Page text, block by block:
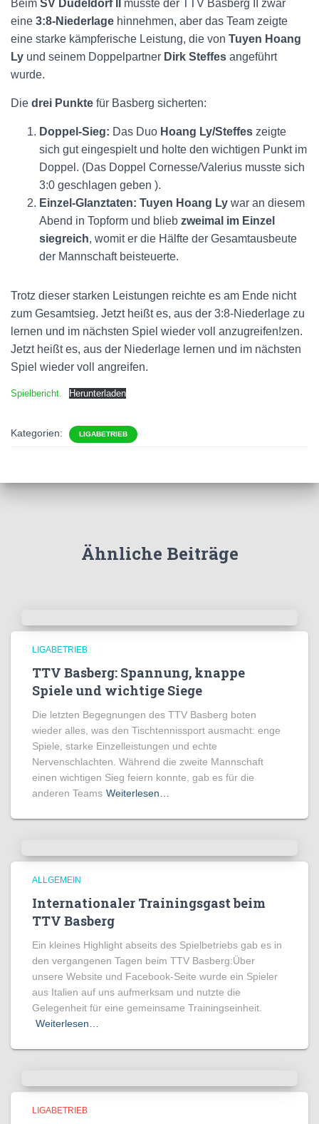
Beim SV Dudeldorf II
musste der TTV Basberg II zwar
eine 3:8-Niederlage hinnehmen, aber das Team zeigte
eine starke kämpferische Leistung, die von Tuyen Hoang
Ly und seinem Doppelpartner Dirk Steffes angeführt
wurde.
Die drei Punkte für Basberg sicherten:
Doppel-Sieg: Das Duo Hoang Ly/Steffes zeigte
sich gut eingespielt und holte den wichtigen Punkt im
Doppel. (Das Doppel Cornesse/Valerius musste sich
3:0 geschlagen geben ).
Einzel-Glanztaten: Tuyen Hoang Ly war an diesem
Abend in Topform und blieb zweimal im Einzel
siegreich, womit er die Hälfte der Gesamtausbeute
der Mannschaft beisteuerte.
Trotz dieser starken Leistungen reichte es am Ende nicht
zum Gesamtsieg. Jetzt heißt es, aus der 3:8-Niederlage zu
lernen und im nächsten Spiel wieder voll anzugreifen!zen.
Jetzt heißt es, aus der Niederlage lernen und im nächsten
Spiel wieder voll angreifen.
Spielbericht. Herunterladen
Kategorien: LIGABETRIEB
Ähnliche Beiträge
LIGABETRIEB
TTV Basberg: Spannung, knappe
Spiele und wichtige Siege
Die letzten Begegnungen des TTV Basberg boten
wieder alles, was den Tischtennissport ausmacht: enge
Spiele, starke Einzelleistungen und echte
Nervenschlachten. Während die zweite Mannschaft
einen wichtigen Sieg feiern konnte, gab es für die
anderen Teams Weiterlesen…
ALLGEMEIN
Internationaler Trainingsgast beim
TTV Basberg
Ein kleines Highlight abseits des Spielbetriebs gab es in
den vergangenen Tagen beim TTV Basberg:Über
unsere Website und Facebook-Seite wurde ein Spieler
aus Italien auf uns aufmerksam und nutzte die
Gelegenheit für eine gemeinsame Trainingseinheit.
Weiterlesen…
LIGABETRIEB